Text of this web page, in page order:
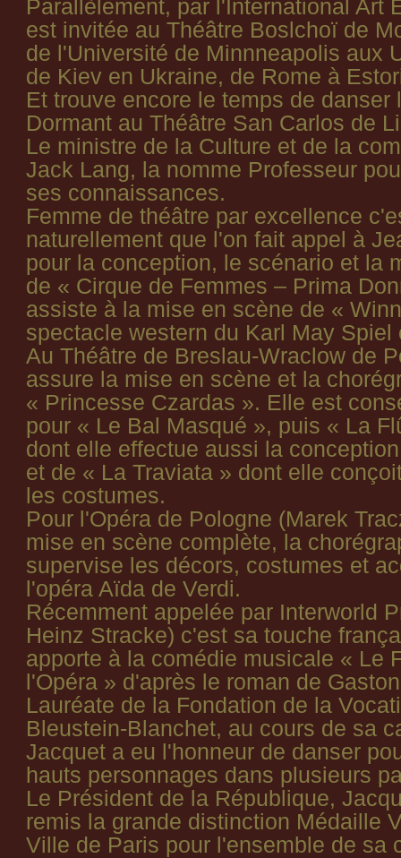
Parallèlement, par l'International Art
est invitée au Théâtre Boslchoï de
de l'Université de Minnneapolis aux
de Kiev en Ukraine, de Rome à
Et trouve encore le temps de danser
Dormant au Théâtre San Carlos de
Le ministre de la Culture et de la
Jack Lang, la nomme Professeur
ses connaissances.
Femme de théâtre par excellence
naturellement que l'on fait appel à
pour la conception, le scénario et la
de « Cirque de Femmes – Prima
assiste à la mise en scène de «
spectacle western du Karl May Spiel
Au Théâtre de Breslau-Wraclow de
assure la mise en scène et la
« Princesse Czardas ». Elle est
pour « Le Bal Masqué », puis « La
dont elle effectue aussi la
et de « La Traviata » dont elle
les costumes.
Pour l'Opéra de Pologne (Marek
mise en scène complète, la
supervise les décors, costumes et
l'opéra Aïda de Verdi.
Récemment appelée par Interworld
Heinz Stracke) c'est sa touche
apporte à la comédie musicale « Le
l'Opéra » d'après le roman de
Lauréate de la Fondation de la
Bleustein-Blanchet, au cours de sa
Jacquet a eu l'honneur de danser
hauts personnages dans plusieurs
Le Président de la République,
remis la grande distinction Médaille
Ville de Paris pour l'ensemble de sa